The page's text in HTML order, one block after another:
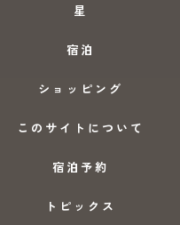
星
宿泊
ショッピング
このサイトについて
宿泊予約
トピックス